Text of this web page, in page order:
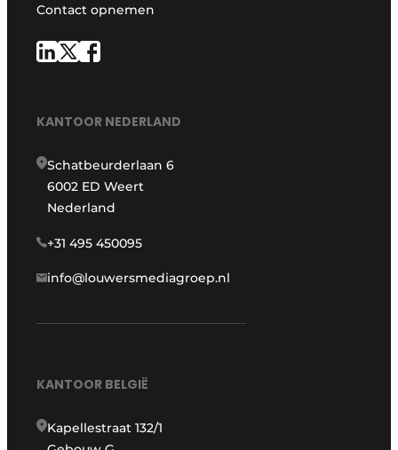
Contact opnemen
KANTOOR NEDERLAND
Schatbeurderlaan 6
6002 ED Weert
Nederland
+31 495 450095
info@louwersmediagroep.nl
KANTOOR BELGIË
Kapellestraat 132/1